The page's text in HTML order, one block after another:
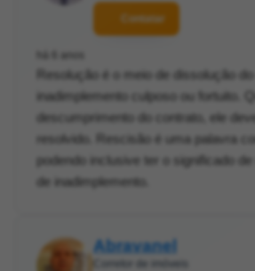
Contatar
há 6 anos
Resolução é o meio de dissolução
inadimplemento culposo ou fortuito.
descumprimento do contrato, ele
resolvido. Rescisão é uma palavra
podendo inclusive ter o significado
de inadimplemento.
Abravanel
Corretor de imóveis